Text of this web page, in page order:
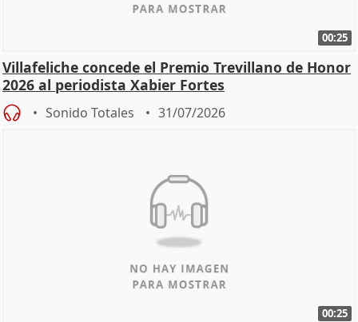
00:25
Villafeliche concede el Premio Trevillano de Honor
2026 al periodista Xabier Fortes
Sonido Totales 31/07/2026
00:25